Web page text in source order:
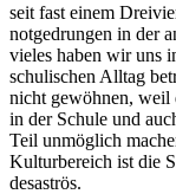
seit fast einem
notgedrungen in der
vieles haben wir uns
schulischen Alltag
nicht gewöhnen, weil
in der Schule und
Teil unmöglich
Kulturbereich ist die
desaströs.